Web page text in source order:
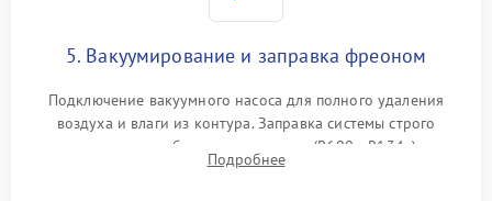
5. Вакуумирование и заправка фреоном
Подключение вакуумного насоса для полного удаления
воздуха и влаги из контура. Заправка системы строго
дозированным объемом хладагента (R600a, R134a) по
электронным весам. Контроль рабочего давления в системе.
Подробнее